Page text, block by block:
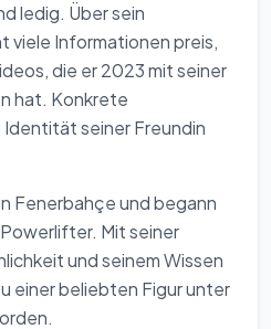
ledig. Über sein
viele Informationen preis,
die er 2023 mit seiner
hat. Konkrete
seiner Freundin
Fenerbahçe und begann
Mit seiner
und seinem Wissen
einer beliebten Figur unter